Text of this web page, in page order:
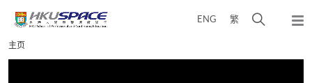
content
ENG 繁
弹
Main
content
主页